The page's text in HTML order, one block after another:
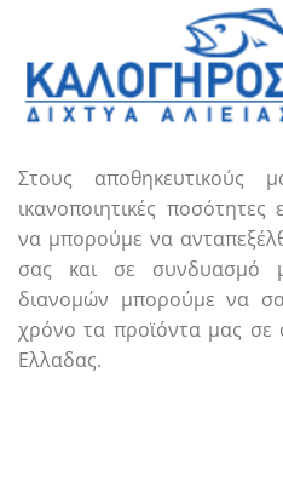
Στους αποθηκευτικούς
ικανοποιητικές
να μπορούμε να
σας και σε συνδυασμό
διανομών μπορούμε να
χρόνο τα προϊόντα μας σε
Ελλαδας.